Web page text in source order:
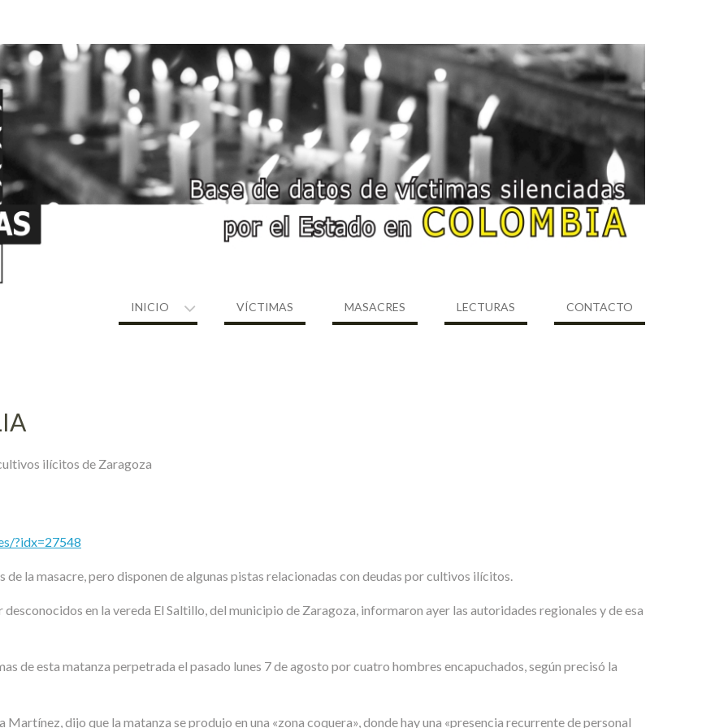
INICIO VÍCTIMAS MASACRES LECTURAS CONTACTO
ilícitos de Zaragoza
?idx=27548
la masacre, pero disponen de algunas pistas relacionadas con deudas por cultivos ilícitos.
en la vereda El Saltillo, del municipio de Zaragoza, informaron ayer las autoridades regionales y de esa
de esta matanza perpetrada el pasado lunes 7 de agosto por cuatro hombres encapuchados, según precisó la
dijo que la matanza se produjo en una «zona coquera», donde hay una «presencia recurrente de personal